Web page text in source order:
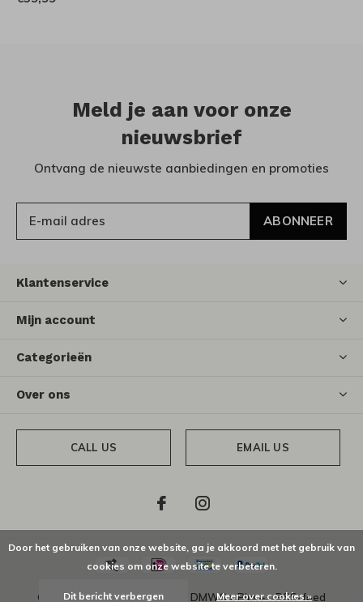
Meld je aan voor onze
nieuwsbrief
Ontvang de nieuwste aanbiedingen en promoties
ABONNEER
Klantenservice
Mijn account
Categorieën
Over ons
CALL US EMAIL US
© Copyright2026- Theme By DMWSxPlus+-RSS-feed
Door het gebruiken van onze website, ga je akkoord met het gebruik van
cookies om onze website te verbeteren.
Dit bericht verbergen Meer over cookies »